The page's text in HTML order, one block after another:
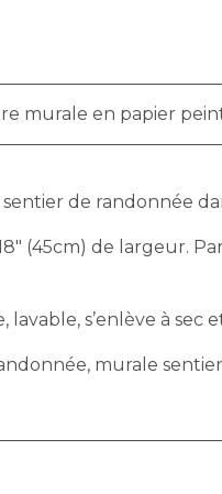
murale en papier
de randonnée
(45cm) de largeur.
s’enlève à sec
murale